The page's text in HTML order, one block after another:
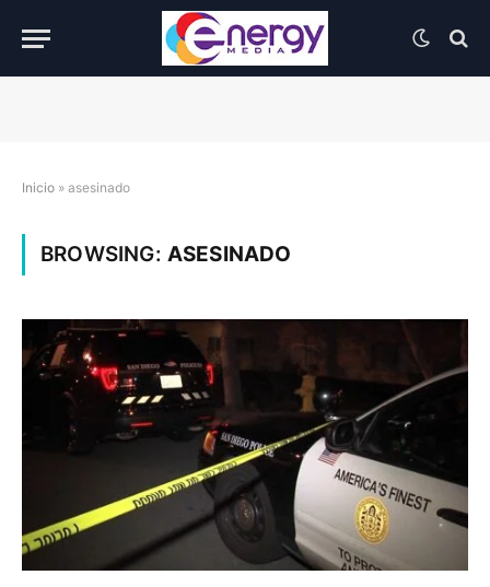
Inicio » asesinado
BROWSING: ASESINADO